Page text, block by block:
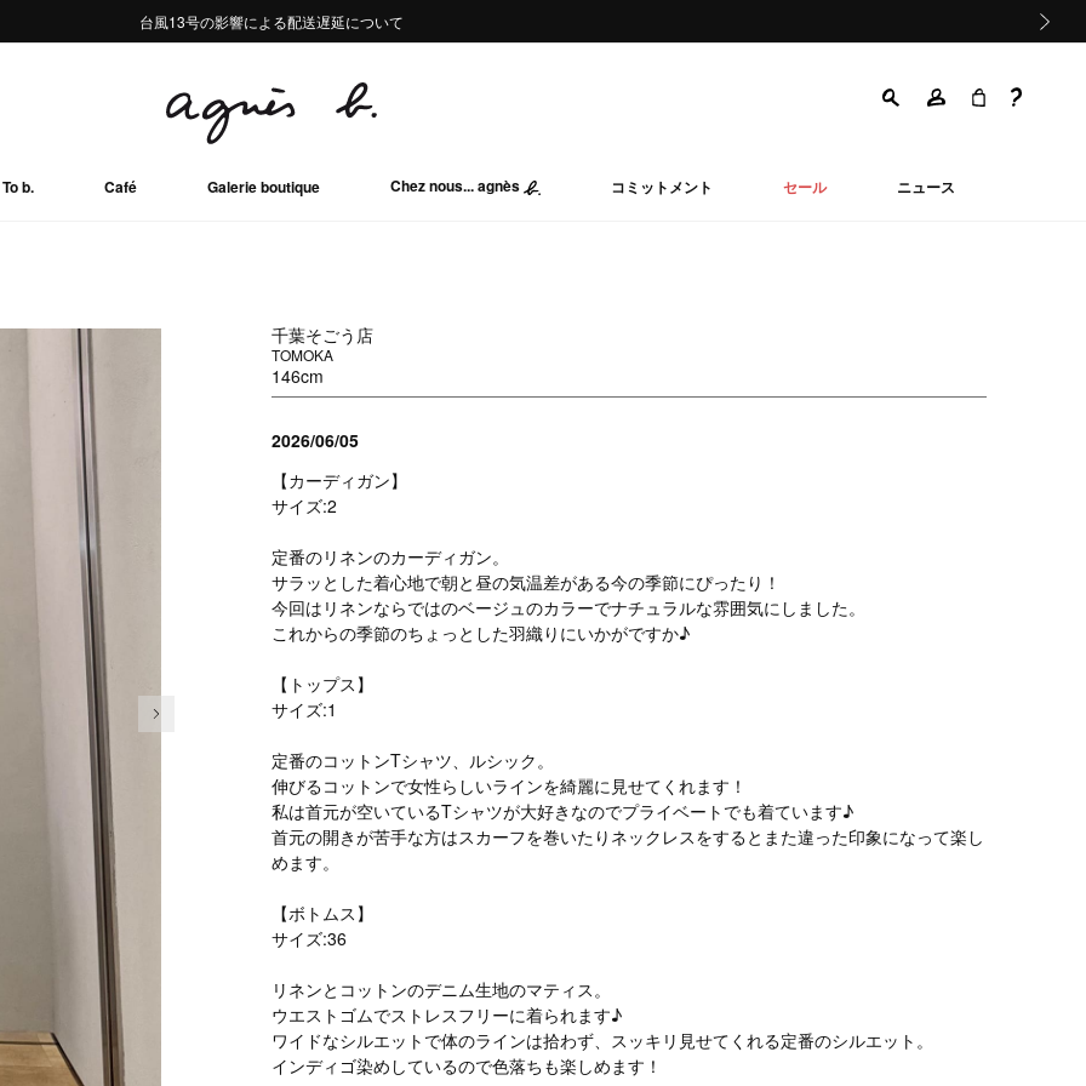
熊本地域地震の影響による配送遅延について
Summer Sale 2buy10%OFF!!
台風13号の影響による配送遅延について
熊本地域地震の影響による配送遅延について
Summer Sale 2buy10%OFF!!
To b. Café Galerie boutique Chez nous... agnès コミットメント セール ニュース
千葉そごう店
TOMOKA
146cm
2026/06/05
【カーディガン】
サイズ:2
定番のリネンのカーディガン。
サラッとした着心地で朝と昼の気温差がある今の季節にぴったり！
今回はリネンならではのベージュのカラーでナチュラルな雰囲気にしました。
これからの季節のちょっとした羽織りにいかがですか♪
【トップス】
サイズ:1
定番のコットンTシャツ、ルシック。
伸びるコットンで女性らしいラインを綺麗に見せてくれます！
私は首元が空いているTシャツが大好きなのでプライベートでも着ています♪
首元の開きが苦手な方はスカーフを巻いたりネックレスをするとまた違った印象になって楽し
めます。
【ボトムス】
サイズ:36
リネンとコットンのデニム生地のマティス。
ウエストゴムでストレスフリーに着られます♪
ワイドなシルエットで体のラインは拾わず、スッキリ見せてくれる定番のシルエット。
インディゴ染めしているので色落ちも楽しめます！